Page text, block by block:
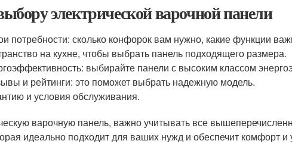
электрической варочной панели
потребности: сколько конфорок вам нужно, какие функции
на кухне, чтобы выбрать панель подходящего размера.
выбирайте панели с высоким классом
и рейтинги: это поможет выбрать надежную модель.
и условия обслуживания.
варочную панель, важно учитывать все
идеально подходит для ваших нужд и обеспечит комфорт и